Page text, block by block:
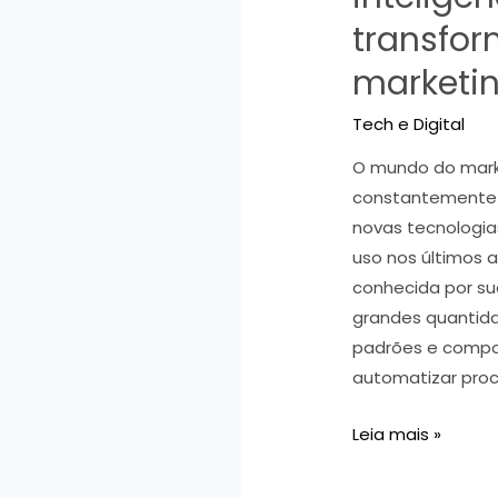
Tech e Digital
O mundo do
constantemente
novas
uso nos últimos
conhecida por
grandes
padrões e
automatizar
Como
Leia mais »